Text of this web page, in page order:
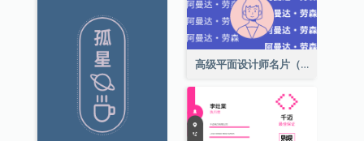
高级平面设计师名片（附自画像）